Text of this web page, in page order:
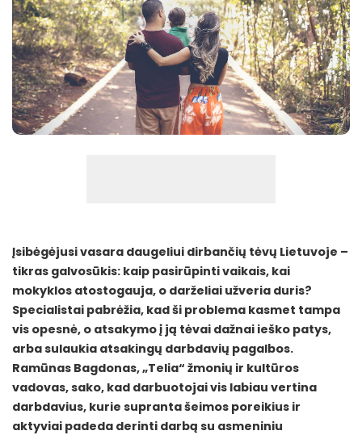
Įsibėgėjusi vasara daugeliui dirbančių tėvų Lietuvoje –
tikras galvosūkis: kaip pasirūpinti vaikais, kai
mokyklos atostogauja, o darželiai užveria duris?
Specialistai pabrėžia, kad ši problema kasmet tampa
vis opesnė, o atsakymo į ją tėvai dažnai ieško patys,
arba sulaukia atsakingų darbdavių pagalbos.
Ramūnas Bagdonas, „Telia“ žmonių ir kultūros
vadovas, sako, kad darbuotojai vis labiau vertina
darbdavius, kurie supranta šeimos poreikius ir
aktyviai padeda derinti darbą su asmeniniu